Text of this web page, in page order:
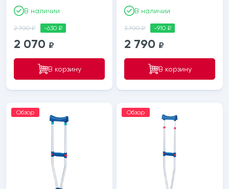
В наличии
2 700 ₽ -630 ₽
2 070 ₽
В корзину
В наличии
3 700 ₽ -910 ₽
2 790 ₽
В корзину
Обзор Обзор